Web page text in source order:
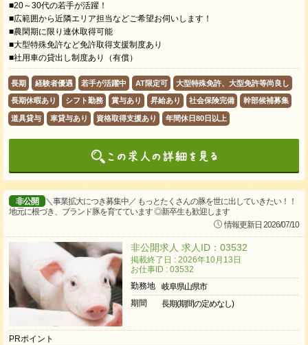
■20～30代の若手が活躍！
■広範囲から近隣エリア担当などご希望お伺いします！
■​農閑期に限り連休取得可能
■大型特殊免許など免許取得支援制度あり
■社用車の貸出し制度あり（有償）
長期 経験者優遇 若手が活躍中 AT限定可 大型特殊免許、大型免許等尚良し
長期休暇あり シフト勤務 賞与あり 昇給あり 社会保険完備 幹部候補募集
道具貸与 車貸与あり 資格取得支援あり 年間休日80日以上
非公開
＼事業拡大につき募集中／ もっとたくさんの豚を世に出していきたい！！
地元に根づき、ブランド豚を育てています ◎新卒生も歓迎します
情報更新日 2026/07/10
非公開求人 求人ID：03532
掲載終了日 : 2026年10月13日
お仕事ID : 03532
勤務地
岐阜県山県市
期間
長期(期間の定めなし)
PRポイント